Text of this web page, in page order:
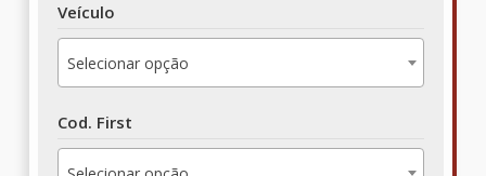
Veículo
Selecionar opção
Cod. First